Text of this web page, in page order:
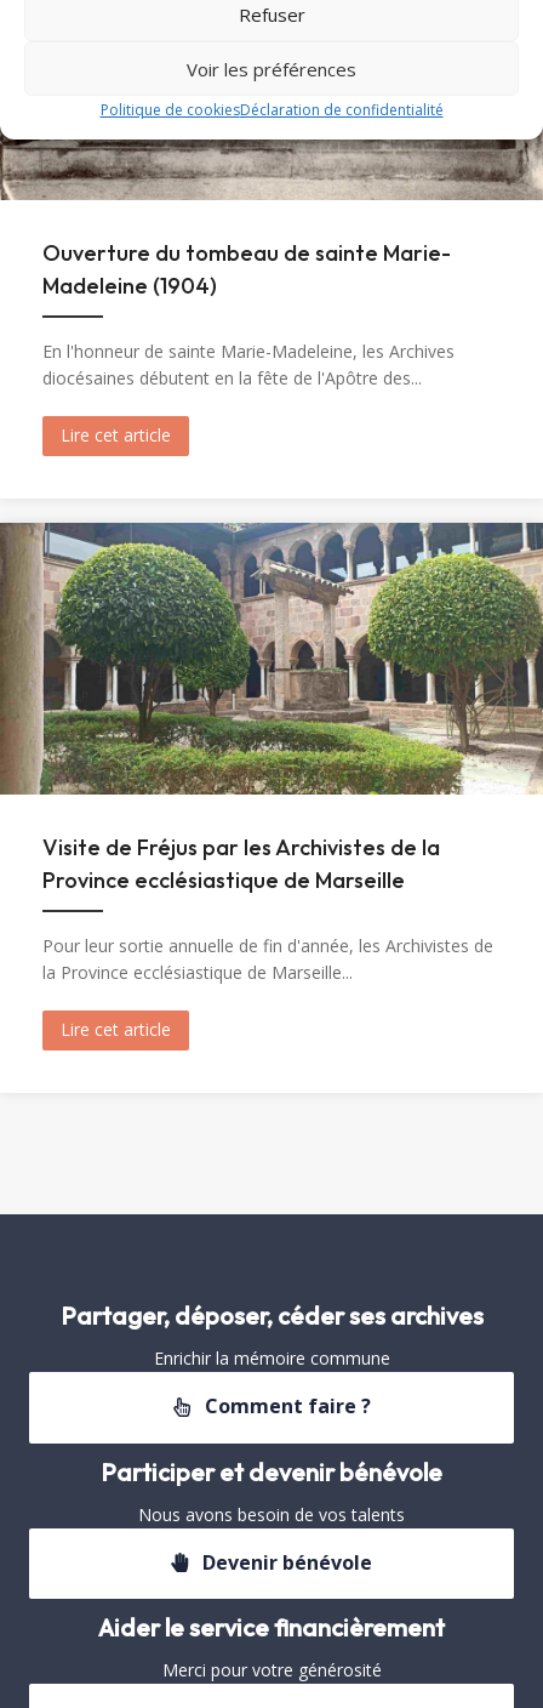
Refuser
Voir les préférences
Politique de cookiesDéclaration de confidentialité
Ouverture du tombeau de sainte Marie-
Madeleine (1904)
En l'honneur de sainte Marie-Madeleine, les Archives
diocésaines débutent en la fête de l'Apôtre des...
Lire cet article
Visite de Fréjus par les Archivistes de la
Province ecclésiastique de Marseille
Pour leur sortie annuelle de fin d'année, les Archivistes de
la Province ecclésiastique de Marseille...
Lire cet article
Partager, déposer, céder ses archives
Enrichir la mémoire commune
Comment faire ?
Participer et devenir bénévole
Nous avons besoin de vos talents
Devenir bénévole
Aider le service financièrement
Merci pour votre générosité